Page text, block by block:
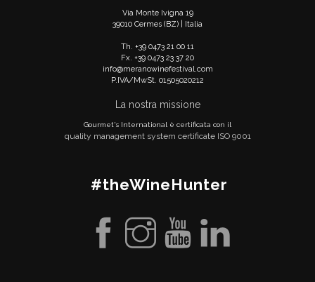
Via Monte Ivigna 19
39010 Cermes (BZ) | Italia
Th. +39 0473 21 00 11
Fx. +39 0473 23 37 20
info@meranowinefestival.com
P.IVA/MwSt. 01505020212
La nostra missione
Gourmet's International è certificata con il
quality management system certificate ISO 9001
#theWineHunter